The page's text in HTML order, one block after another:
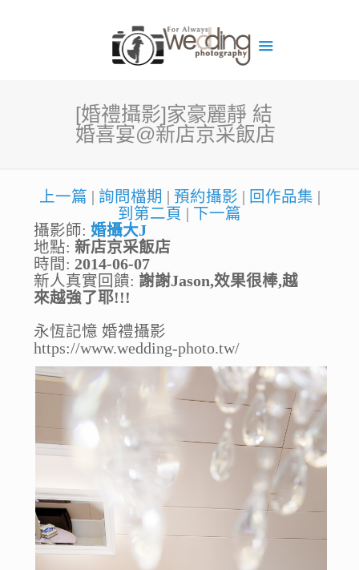
[婚禮攝影]家豪麗靜 結
婚喜宴@新店京采飯店
上一篇 詢問檔期 預約攝影 回作品集
到第二頁
下一篇
攝影師: 婚攝大J
地點: 新店京采飯店
時間: 2014-06-07
新人真實回饋: 謝謝Jason,效果很棒,越
來越強了耶!!!
永恆記憶 婚禮攝影
https://www.wedding-photo.tw/